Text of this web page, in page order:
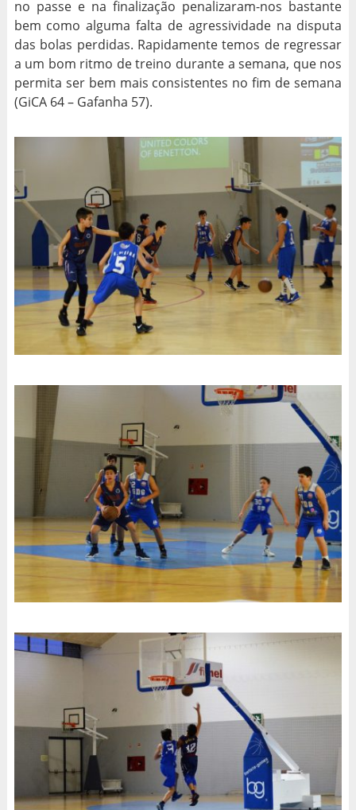
no passe e na finalização penalizaram-nos bastante
bem como alguma falta de agressividade na disputa
das bolas perdidas. Rapidamente temos de regressar
a um bom ritmo de treino durante a semana, que nos
permita ser bem mais consistentes no fim de semana
(GiCA 64 – Gafanha 57).